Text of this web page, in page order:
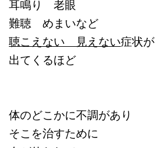
耳鳴り 老眼
難聴 めまいなど
聴こえない 見えない症状が
出てくるほど
体のどこかに不調があり
そこを治すために